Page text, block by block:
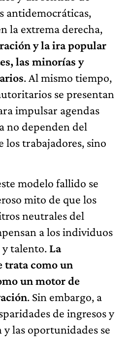
antidemocráticas,
la extrema derecha,
y la ira popular
las minorías y
. Al mismo tiempo,
se presentan
impulsar agendas
no dependen del
los trabajadores, sino
modelo fallido se
mito de que los
neutrales del
a los individuos
y talento. La
trata como un
un motor de
. Sin embargo, a
de ingresos y
las oportunidades se